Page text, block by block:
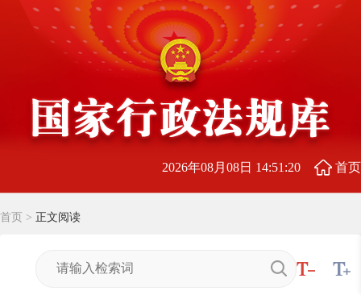
2026年08月08日 14:51:20 首页
首页 > 正文阅读